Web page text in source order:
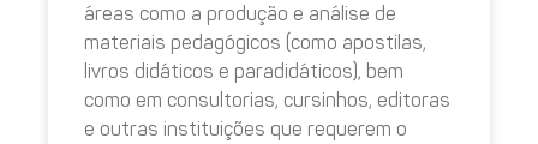
áreas como a produção e análise de
materiais pedagógicos (como apostilas,
livros didáticos e paradidáticos), bem
como em consultorias, cursinhos, editoras
e outras instituições que requerem o